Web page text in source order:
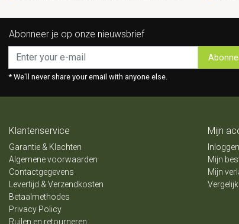
Abonneer je op onze nieuwsbrief
* We'll never share your email with anyone else.
Klantenservice
Garantie & Klachten
Algemene voorwaarden
Contactgegevens
Levertijd & Verzendkosten
Betaalmethodes
Privacy Policy
Ruilen en retourneren
Mijn
Inloggen
Mijn
Mijn